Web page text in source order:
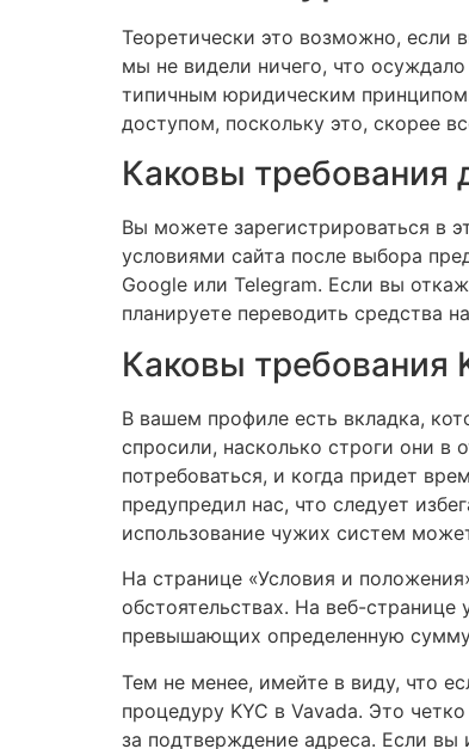
Теоретически это возможно, если
мы не видели ничего, что
типичным юридическим
доступом, поскольку это, скорее
Каковы требования
Вы можете зарегистрироваться в
условиями сайта после выбора
Google или Telegram. Если вы
планируете переводить средства
Каковы требования
В вашем профиле есть вкладка,
спросили, насколько строги они в
потребоваться, и когда придет
предупредил нас, что следует
использование чужих систем
На странице «Условия и
обстоятельствах. На веб-
превышающих определенную
Тем не менее, имейте в виду, что
процедуру KYC в Vavada. Это
за подтверждение адреса. Если вы